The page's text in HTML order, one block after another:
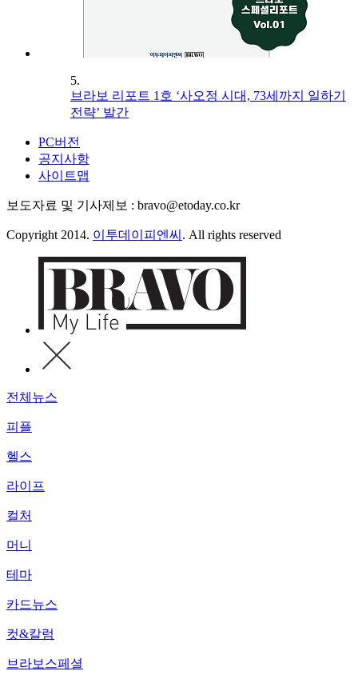
5.
브라보 리포트 1호 ‘사오정 시대, 73세까지 일하기
전략’ 발간
PC버전
공지사항
사이트맵
보도자료 및 기사제보 : bravo@etoday.co.kr
Copyright 2014. 이투데이피엔씨 . All rights reserved
전체뉴스
피플
헬스
라이프
컬처
머니
테마
카드뉴스
컷&칼럼
브라보스페셜